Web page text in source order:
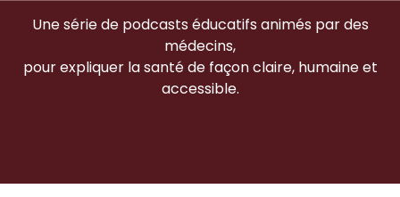
Une série de podcasts éducatifs animés par des
médecins,
pour expliquer la santé de façon claire, humaine et
accessible.